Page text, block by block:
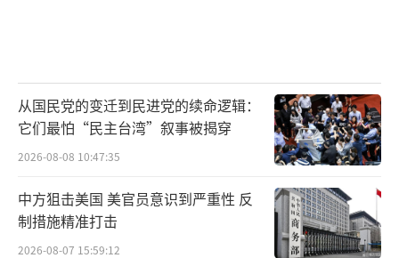
从国民党的变迁到民进党的续命逻辑：
它们最怕“民主台湾”叙事被揭穿
2026-08-08 10:47:35
中方狙击美国 美官员意识到严重性 反
制措施精准打击
2026-08-07 15:59:12